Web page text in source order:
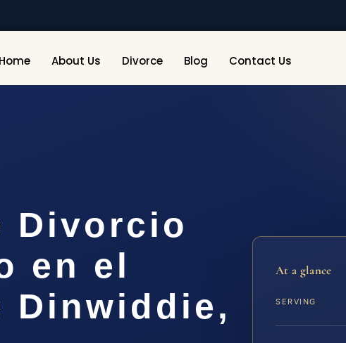
Home About Us Divorce Blog Contact Us
Divorcio
en el
Dinwiddie,
At a glance
SERVING